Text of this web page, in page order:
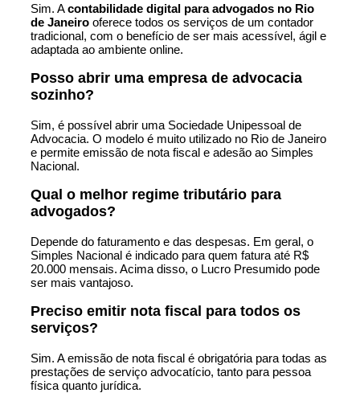
Sim. Acontabilidade digital para advogados no Rio
de Janeiro oferece todos os serviços de um contador
tradicional, com o benefício de ser mais acessível, ágil e
adaptada ao ambiente online.
Posso abrir uma empresa de advocacia
sozinho?
Sim, é possível abrir uma Sociedade Unipessoal de
Advocacia. O modelo é muito utilizado no Rio de Janeiro
e permite emissão de nota fiscal e adesão ao Simples
Nacional.
Qual o melhor regime tributário para
advogados?
Depende do faturamento e das despesas. Em geral, o
Simples Nacional é indicado para quem fatura até R$
20.000 mensais. Acima disso, o Lucro Presumido pode
ser mais vantajoso.
Preciso emitir nota fiscal para todos os
serviços?
Sim. A emissão de nota fiscal é obrigatória para todas as
prestações de serviço advocatício, tanto para pessoa
física quanto jurídica.